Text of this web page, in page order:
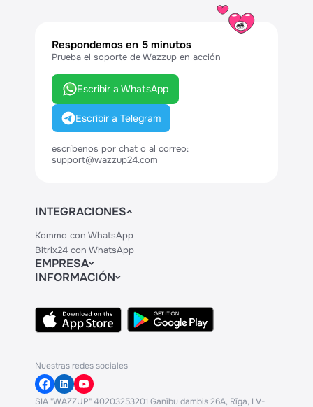
Respondemos en 5 minutos
Prueba el soporte de Wazzup en acción
Escribir a WhatsApp
Escribir a Telegram
escríbenos por chat o al correo:
support@wazzup24.com
INTEGRACIONES
Kommo con WhatsApp
Bitrix24 con WhatsApp
EMPRESA
Contactos
INFORMACIÓN
API
Centro de Ayuda
Nuestras redes sociales
SIA "WAZZUP" 40203253201 Ganību dambis 26A, Rīga, LV-